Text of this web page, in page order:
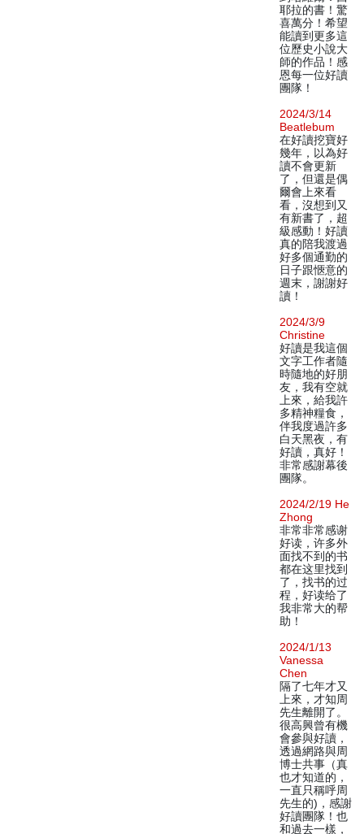
耶拉的書！驚
喜萬分！希望
能讀到更多這
位歷史小說大
師的作品！感
恩每一位好讀
團隊！
2024/3/14
Beatlebum
在好讀挖寶好
幾年，以為好
讀不會更新
了，但還是偶
爾會上來看
看，沒想到又
有新書了，超
級感動！好讀
真的陪我渡過
好多個通勤的
日子跟愜意的
週末，謝謝好
讀！
2024/3/9
Christine
好讀是我這個
文字工作者隨
時隨地的好朋
友，我有空就
上來，給我許
多精神糧食，
伴我度過許多
白天黑夜，有
好讀，真好！
非常感謝幕後
團隊。
2024/2/19 He
Zhong
非常非常感谢
好读，许多外
面找不到的书
都在这里找到
了，找书的过
程，好读给了
我非常大的帮
助！
2024/1/13
Vanessa
Chen
隔了七年才又
上來，才知周
先生離開了。
很高興曾有機
會參與好讀，
透過網路與周
博士共事（真
也才知道的，
一直只稱呼周
先生的)，感謝
好讀團隊！也
和過去一樣，